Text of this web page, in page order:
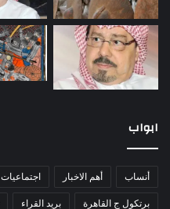
ابواب
أنساب أهم الاخبار اجتماعيات
برتكول ج القاهرة بريد القراء